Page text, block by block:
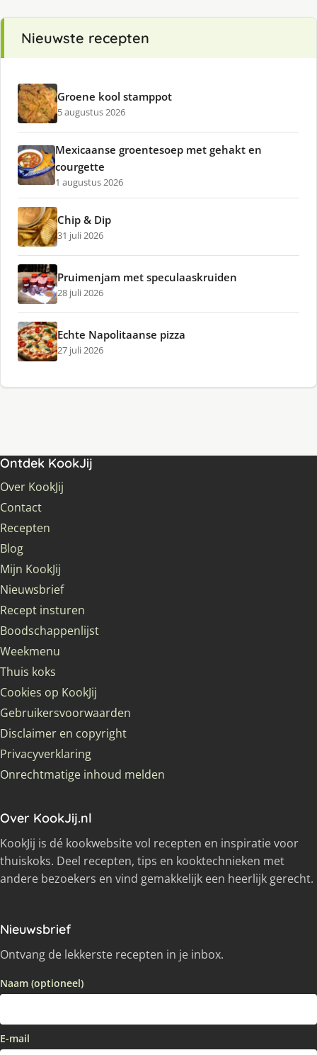
Nieuwste recepten
Groene kool stamppot
5 augustus 2026
Mexicaanse groentesoep met gehakt en
courgette
1 augustus 2026
Chip & Dip
31 juli 2026
Pruimenjam met speculaaskruiden
28 juli 2026
Echte Napolitaanse pizza
27 juli 2026
Ontdek KookJij
Over KookJij
Contact
Recepten
Blog
Mijn KookJij
Nieuwsbrief
Recept insturen
Boodschappenlijst
Weekmenu
Thuis koks
Cookies op KookJij
Gebruikersvoorwaarden
Disclaimer en copyright
Privacyverklaring
Onrechtmatige inhoud melden
Over KookJij.nl
KookJij is dé kookwebsite vol recepten en inspiratie voor
thuiskoks. Deel recepten, tips en kooktechnieken met
andere bezoekers en vind gemakkelijk een heerlijk gerecht.
Nieuwsbrief
Ontvang de lekkerste recepten in je inbox.
Naam (optioneel)
E-mail